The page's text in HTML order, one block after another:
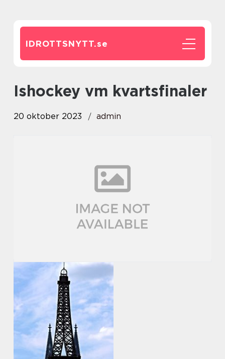
IDROTTSNYTT.se
ishockey vm kvartsfinaler
20 oktober 2023 admin